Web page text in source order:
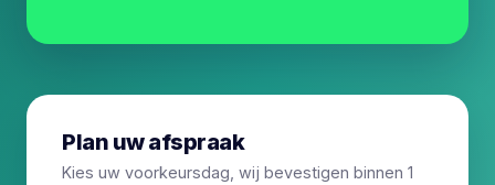
Plan uw afspraak
Kies uw voorkeursdag, wij bevestigen binnen 1